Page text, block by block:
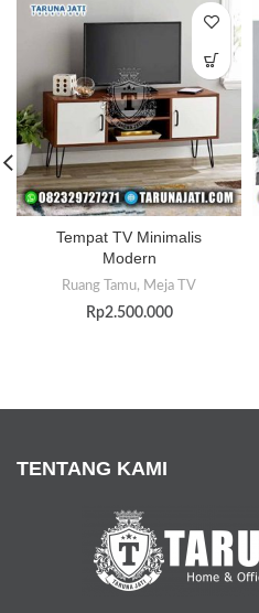
Tempat TV Minimalis
Modern
Ruang Tamu, Meja TV
Rp2.500.000
TENTANG KAMI